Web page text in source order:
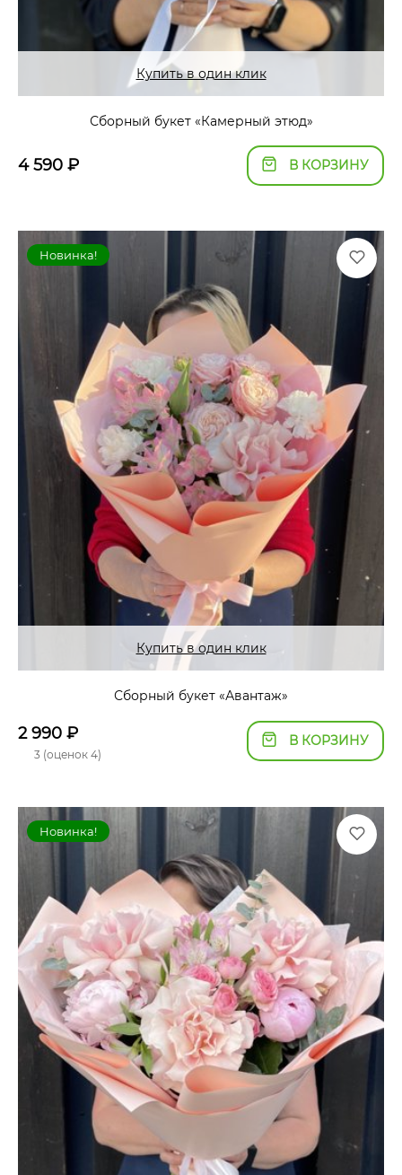
Купить в один клик
Сборный букет «Камерный этюд»
4 590 ₽ В КОРЗИНУ
Новинка!
Купить в один клик
Сборный букет «Авантаж»
2 990 ₽
3 (оценок 4)
В КОРЗИНУ
Новинка!